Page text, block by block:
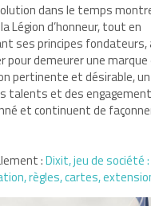
dans le temps
Légion d’honneur, tout en
ses principes fondateurs,
pour demeurer une marque
pertinente et désirable, un
talents et des
et continuent de
:Dixit, jeu de société :
règles, cartes,